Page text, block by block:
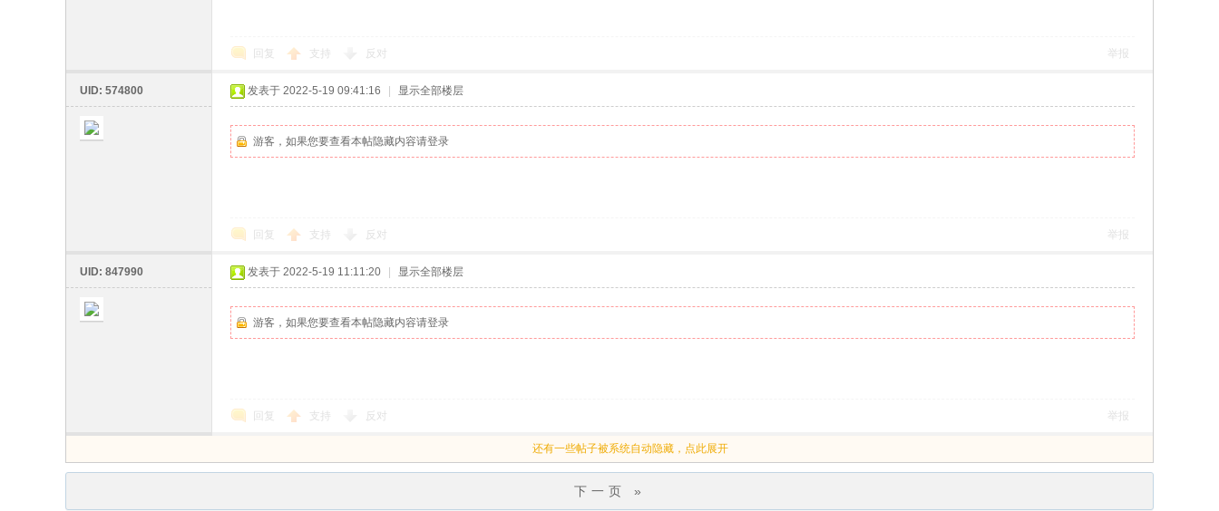
回复 支持 反对 举报
UID: 574800 发表于 2022-5-19 09:41:16 显示全部楼层
游客，如果您要查看本帖隐藏内容请登录
回复 支持 反对 举报
UID: 847990 发表于 2022-5-19 11:11:20 显示全部楼层
游客，如果您要查看本帖隐藏内容请登录
回复 支持 反对 举报
还有一些帖子被系统自动隐藏，点此展开
下一页 »